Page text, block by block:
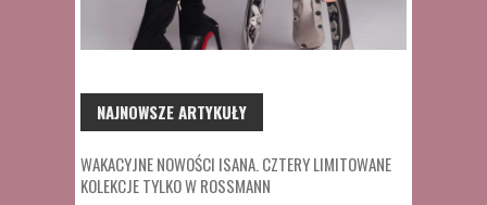
NAJNOWSZE ARTYKUŁY
WAKACYJNE NOWOŚCI ISANA. CZTERY LIMITOWANE
KOLEKCJE TYLKO W ROSSMANN